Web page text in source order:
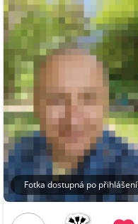
Fotka dostupná po přihlášení